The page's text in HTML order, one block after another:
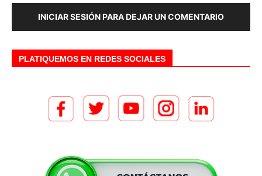
INICIAR SESIÓN PARA DEJAR UN COMENTARIO
PLATIQUEMOS EN REDES SOCIALES